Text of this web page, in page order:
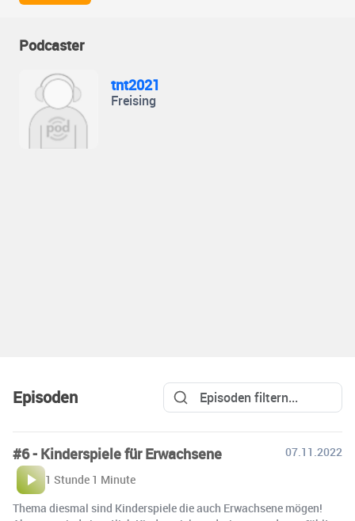
Podcaster
tnt2021
Freising
Episoden
#6 - Kinderspiele für Erwachsene
07.11.2022
1 Stunde 1 Minute
Thema diesmal sind Kinderspiele die auch Erwachsene mögen!